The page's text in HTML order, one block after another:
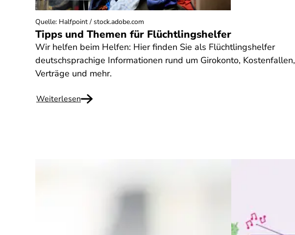
Tipps und Themen für Flüchtlingshelfer
Wir helfen beim Helfen: Hier finden Sie als Flüchtlingshelfer
deutschsprachige Informationen rund um Girokonto, Kostenfallen,
Verträge und mehr.
Weiterlesen
Quelle: Halfpoint / stock.adobe.com